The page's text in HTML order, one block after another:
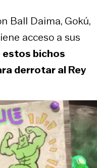
Ball Daima, Gokú,
acceso a sus
estos bichos
derrotar al Rey